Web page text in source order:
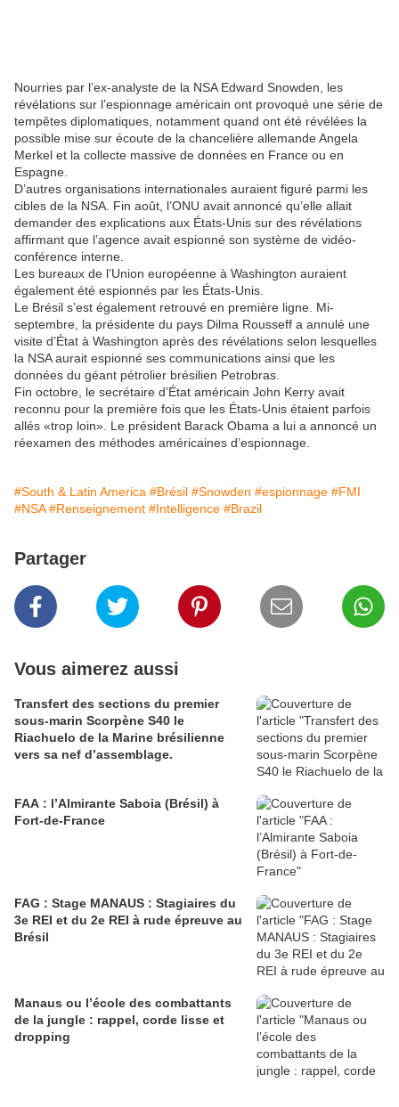
Nourries par l’ex-analyste de la NSA Edward Snowden, les
révélations sur l’espionnage américain ont provoqué une série de
tempêtes diplomatiques, notamment quand ont été révélées la
possible mise sur écoute de la chancelière allemande Angela
Merkel et la collecte massive de données en France ou en
Espagne.
D’autres organisations internationales auraient figuré parmi les
cibles de la NSA. Fin août, l’ONU avait annoncé qu’elle allait
demander des explications aux États-Unis sur des révélations
affirmant que l’agence avait espionné son système de vidéo-
conférence interne.
Les bureaux de l’Union européenne à Washington auraient
également été espionnés par les États-Unis.
Le Brésil s’est également retrouvé en première ligne. Mi-
septembre, la présidente du pays Dilma Rousseff a annulé une
visite d’État à Washington après des révélations selon lesquelles
la NSA aurait espionné ses communications ainsi que les
données du géant pétrolier brésilien Petrobras.
Fin octobre, le secrétaire d’État américain John Kerry avait
reconnu pour la première fois que les États-Unis étaient parfois
allés «trop loin». Le président Barack Obama a lui a annoncé un
réexamen des méthodes américaines d’espionnage.
#South & Latin America #Brésil #Snowden #espionnage #FMI
#NSA #Renseignement #Intelligence #Brazil
Partager
Vous aimerez aussi
Transfert des sections du premier
sous-marin Scorpène S40 le
Riachuelo de la Marine brésilienne
vers sa nef d’assemblage.
FAA : l’Almirante Saboia (Brésil) à
Fort-de-France
FAG : Stage MANAUS : Stagiaires du
3e REI et du 2e REI à rude épreuve au
Brésil
Manaus ou l’école des combattants
de la jungle : rappel, corde lisse et
dropping